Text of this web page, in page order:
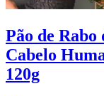
Pão de
Cabelo
120g